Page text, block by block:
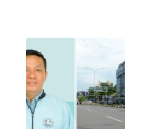
PENDIDIKAN
OLAHRAGA